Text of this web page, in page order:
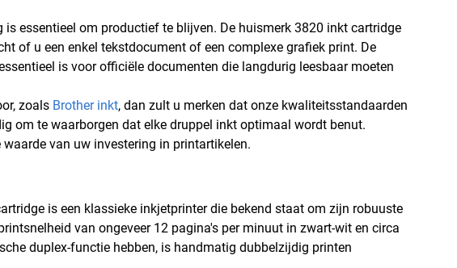
essentieel om productief te blijven. De huismerk 3820 inkt cartridge
of u een enkel tekstdocument of een complexe grafiek print. De
is voor officiële documenten die langdurig leesbaar moeten
zoals Brother inkt, dan zult u merken dat onze kwaliteitsstandaarden
om te waarborgen dat elke druppel inkt optimaal wordt benut.
van uw investering in printartikelen.
is een klassieke inkjetprinter die bekend staat om zijn robuuste
van ongeveer 12 pagina's per minuut in zwart-wit en circa
duplex-functie hebben, is handmatig dubbelzijdig printen